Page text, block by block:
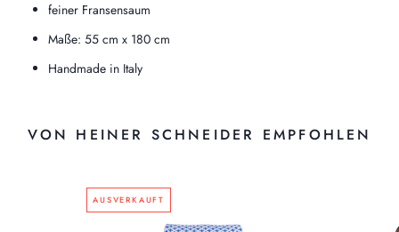
feiner Fransensaum
Maße: 55 cm x 180 cm
Handmade in Italy
VON HEINER SCHNEIDER EMPFOHLEN
AUSVERKAUFT